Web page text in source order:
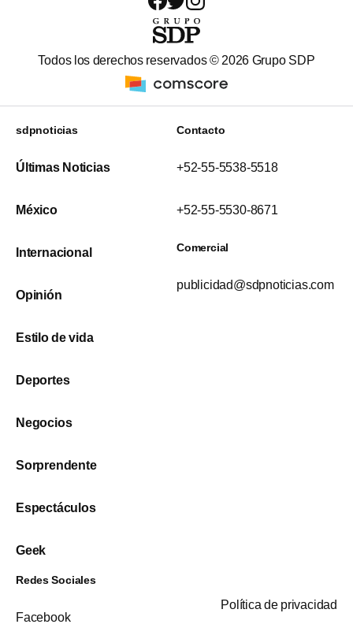
Todos los derechos reservados ©2026 Grupo SDP
sdpnoticias
Últimas Noticias
México
Internacional
Opinión
Estilo de vida
Deportes
Negocios
Sorprendente
Espectáculos
Geek
Contacto
+52-55-5538-5518
+52-55-5530-8671
Comercial
publicidad@sdpnoticias.com
Redes Sociales
Facebook
Política de privacidad